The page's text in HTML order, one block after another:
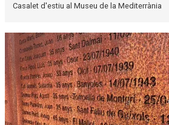
Casalet d'estiu al Museu de la Mediterrània